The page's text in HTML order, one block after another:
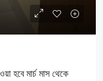
হবে মার্চ মাস থেকে